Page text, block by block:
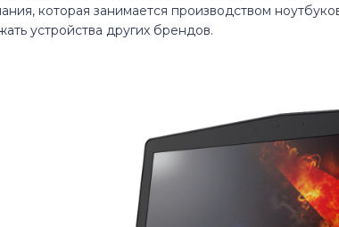
которая занимается производством
устройства других брендов.